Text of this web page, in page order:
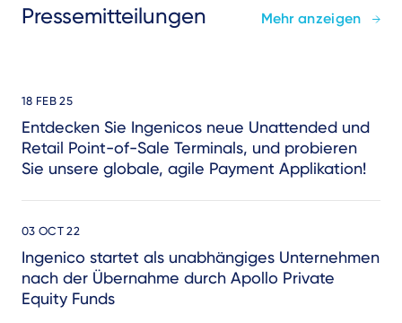
Pressemitteilungen Mehr anzeigen
18 FEB 25
Entdecken Sie Ingenicos neue Unattended und
Retail Point-of-Sale Terminals, und probieren
Sie unsere globale, agile Payment Applikation!
03 OCT 22
Ingenico startet als unabhängiges Unternehmen
nach der Übernahme durch Apollo Private
Equity Funds